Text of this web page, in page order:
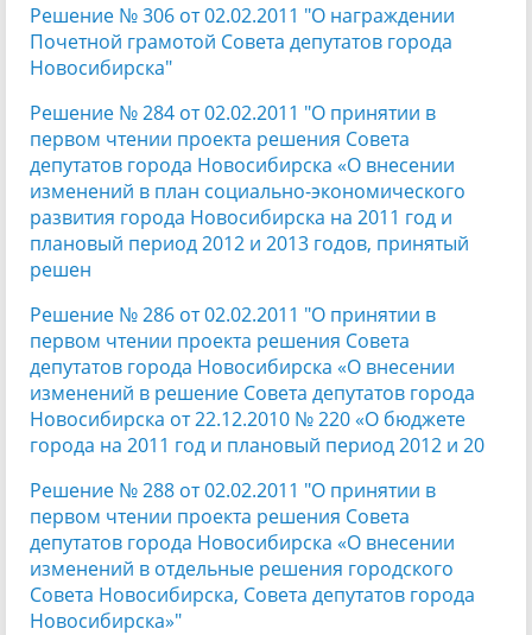
Решение № 306 от 02.02.2011 "О награждении
Почетной грамотой Совета депутатов города
Новосибирска"
Решение № 284 от 02.02.2011 "О принятии в
первом чтении проекта решения Совета
депутатов города Новосибирска «О внесении
изменений в план социально-экономического
развития города Новосибирска на 2011 год и
плановый период 2012 и 2013 годов, принятый
решен
Решение № 286 от 02.02.2011 "О принятии в
первом чтении проекта решения Совета
депутатов города Новосибирска «О внесении
изменений в решение Совета депутатов города
Новосибирска от 22.12.2010 № 220 «О бюджете
города на 2011 год и плановый период 2012 и 20
Решение № 288 от 02.02.2011 "О принятии в
первом чтении проекта решения Совета
депутатов города Новосибирска «О внесении
изменений в отдельные решения городского
Совета Новосибирска, Совета депутатов города
Новосибирска»"